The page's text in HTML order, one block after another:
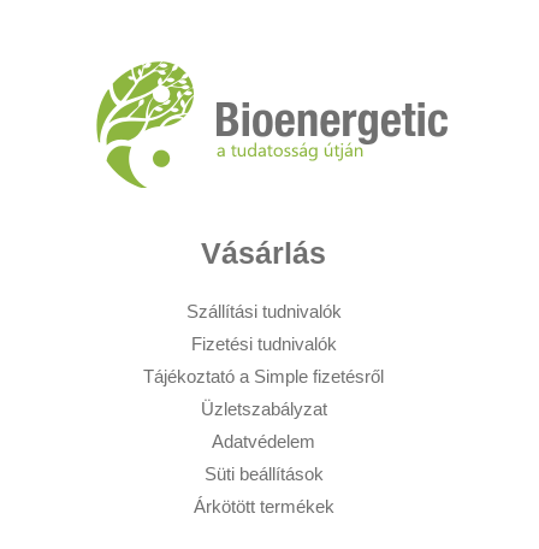
Vásárlás
Szállítási tudnivalók
Fizetési tudnivalók
Tájékoztató a Simple fizetésről
Üzletszabályzat
Adatvédelem
Süti beállítások
Árkötött termékek